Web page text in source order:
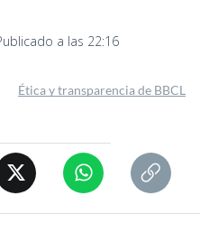
a las 22:16
Ética y transparencia de BBCL